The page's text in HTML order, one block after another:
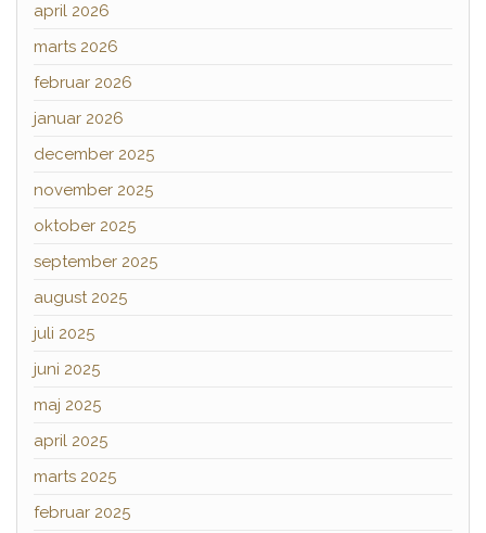
april 2026
marts 2026
februar 2026
januar 2026
december 2025
november 2025
oktober 2025
september 2025
august 2025
juli 2025
juni 2025
maj 2025
april 2025
marts 2025
februar 2025